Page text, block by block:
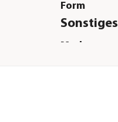
Form
Sonstiges
Marke